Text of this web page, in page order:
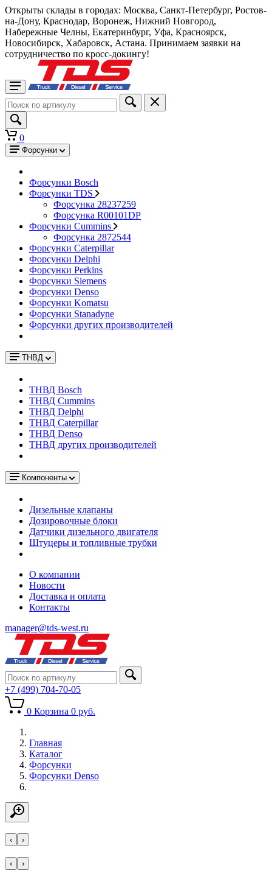
Открыты склады в городах: Москва, Санкт-Петербург, Ростов-
на-Дону, Краснодар, Воронеж, Нижний Новгород,
Набережные Челны, Екатеринбург, Уфа, Красноярск,
Новосибирск, Хабаровск, Астана. Принимаем заявки на
сотрудничество по кросс-докингу!
0
Форсунки
Форсунки Bosch
Форсунки TDS
Форсунка 28237259
Форсунка R00101DP
Форсунки Cummins
Форсунка 2872544
Форсунки Caterpillar
Форсунки Delphi
Форсунки Perkins
Форсунки Siemens
Форсунки Denso
Форсунки Komatsu
Форсунки Stanadyne
Форсунки других производителей
ТНВД
ТНВД Bosch
ТНВД Cummins
ТНВД Delphi
ТНВД Caterpillar
ТНВД Denso
ТНВД других производителей
Компоненты
Дизельные клапаны
Дозировочные блоки
Датчики дизельного двигателя
Штуцеры и топливные трубки
О компании
Новости
Доставка и оплата
Контакты
manager@tds-west.ru
+7 (499) 704-70-05
0 Корзина 0 руб.
Главная
Каталог
Форсунки
Форсунки Denso
‹ ›
‹ ›